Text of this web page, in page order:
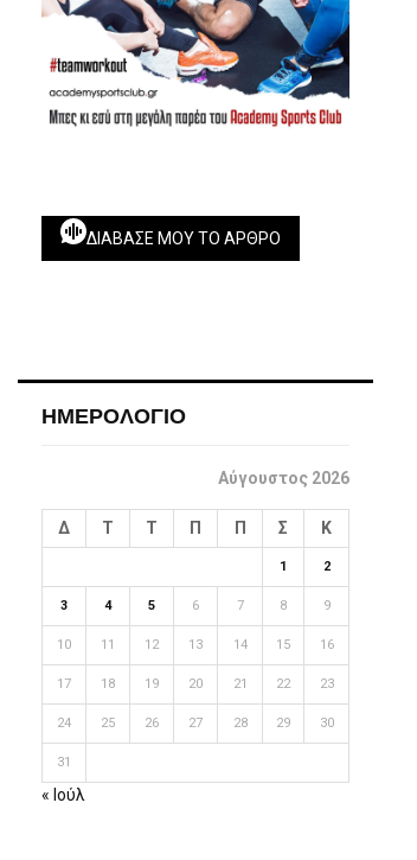
ΔΙΆΒΑΣΕ ΜΟΥ ΤΟ ΆΡΘΡΟ
ΗΜΕΡΟΛΟΓΙΟ
Αύγουστος 2026
Δ Τ Τ Π Π Σ Κ
1 2
3 4 5 6 7 8 9
10 11 12 13 14 15 16
17 18 19 20 21 22 23
24 25 26 27 28 29 30
31
« Ιούλ